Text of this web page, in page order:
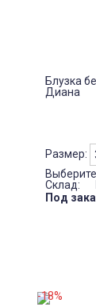
Блузка
Диана
Размер:
Склад:
Под
-18%